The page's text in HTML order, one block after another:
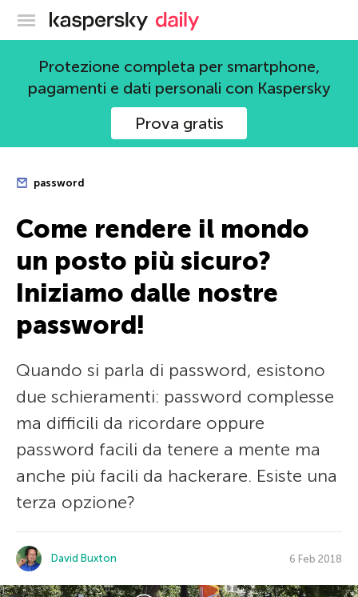
Blog ufficiale di Kaspersky
Protezione completa per smartphone,
pagamenti e dati personali con Kaspersky
Prova gratis
password
Come rendere il mondo
un posto più sicuro?
Iniziamo dalle nostre
password!
Quando si parla di password, esistono
due schieramenti: password complesse
ma difficili da ricordare oppure
password facili da tenere a mente ma
anche più facili da hackerare. Esiste una
terza opzione?
David Buxton 6 Feb 2018